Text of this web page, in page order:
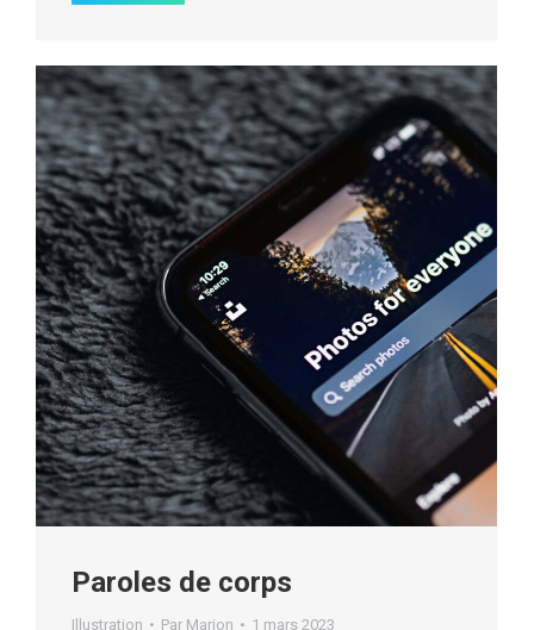
Paroles de corps
Illustration Par Marion 1 mars 2023